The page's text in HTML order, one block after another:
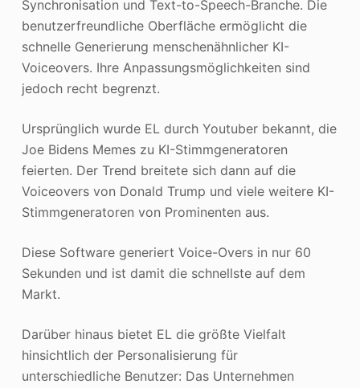
Synchronisation und Text-to-Speech-Branche. Die
benutzerfreundliche Oberfläche ermöglicht die
schnelle Generierung menschenähnlicher KI-
Voiceovers. Ihre Anpassungsmöglichkeiten sind
jedoch recht begrenzt.
Ursprünglich wurde EL durch Youtuber bekannt, die
Joe Bidens Memes zu KI-Stimmgeneratoren
feierten. Der Trend breitete sich dann auf die
Voiceovers von Donald Trump und viele weitere KI-
Stimmgeneratoren von Prominenten aus.
Diese Software generiert Voice-Overs in nur 60
Sekunden und ist damit die schnellste auf dem
Markt.
Darüber hinaus bietet EL die größte Vielfalt
hinsichtlich der Personalisierung für
unterschiedliche Benutzer: Das Unternehmen